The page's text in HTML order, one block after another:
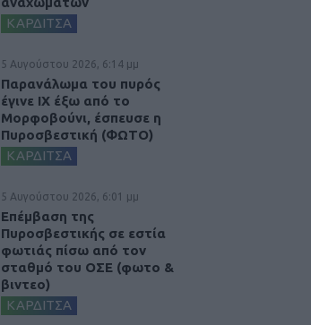
ΚΑΡΔΙΤΣΑ
5 Αυγούστου 2026, 6:14 μμ
Παρανάλωμα του πυρός
έγινε ΙΧ έξω από το
Μορφοβούνι, έσπευσε η
Πυροσβεστική (ΦΩΤΟ)
ΚΑΡΔΙΤΣΑ
5 Αυγούστου 2026, 6:01 μμ
Επέμβαση της
Πυροσβεστικής σε εστία
φωτιάς πίσω από τον
σταθμό του ΟΣΕ (φωτο &
βιντεο)
ΚΑΡΔΙΤΣΑ